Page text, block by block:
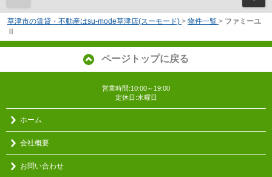
草津市の賃貸・不動産はsu-mode草津店(スーモード) > 物件一覧 > ファミーユ
ページトップに戻る
営業時間:10:00～19:00
定休日:水曜日
ホーム
会社概要
お問い合わせ